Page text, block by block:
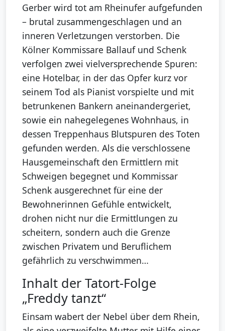
Gerber wird tot am Rheinufer aufgefunden
– brutal zusammengeschlagen und an
inneren Verletzungen verstorben. Die
Kölner Kommissare Ballauf und Schenk
verfolgen zwei vielversprechende Spuren:
eine Hotelbar, in der das Opfer kurz vor
seinem Tod als Pianist vorspielte und mit
betrunkenen Bankern aneinandergeriet,
sowie ein nahegelegenes Wohnhaus, in
dessen Treppenhaus Blutspuren des Toten
gefunden werden. Als die verschlossene
Hausgemeinschaft den Ermittlern mit
Schweigen begegnet und Kommissar
Schenk ausgerechnet für eine der
Bewohnerinnen Gefühle entwickelt,
drohen nicht nur die Ermittlungen zu
scheitern, sondern auch die Grenze
zwischen Privatem und Beruflichem
gefährlich zu verschwimmen…
Inhalt der Tatort-Folge
„Freddy tanzt“
Einsam wabert der Nebel über dem Rhein,